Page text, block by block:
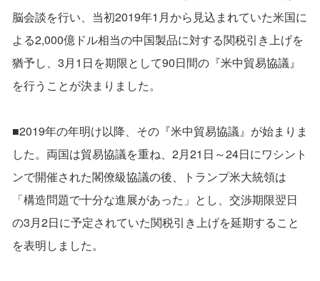
脳会談を行い、当初2019年1月から見込まれていた米国に
よる2,000億ドル相当の中国製品に対する関税引き上げを
猶予し、3月1日を期限として90日間の『米中貿易協議』
を行うことが決まりました。
■2019年の年明け以降、その『米中貿易協議』が始まりま
した。両国は貿易協議を重ね、2月21日～24日にワシント
ンで開催された閣僚級協議の後、トランプ米大統領は
「構造問題で十分な進展があった」とし、交渉期限翌日
の3月2日に予定されていた関税引き上げを延期すること
を表明しました。